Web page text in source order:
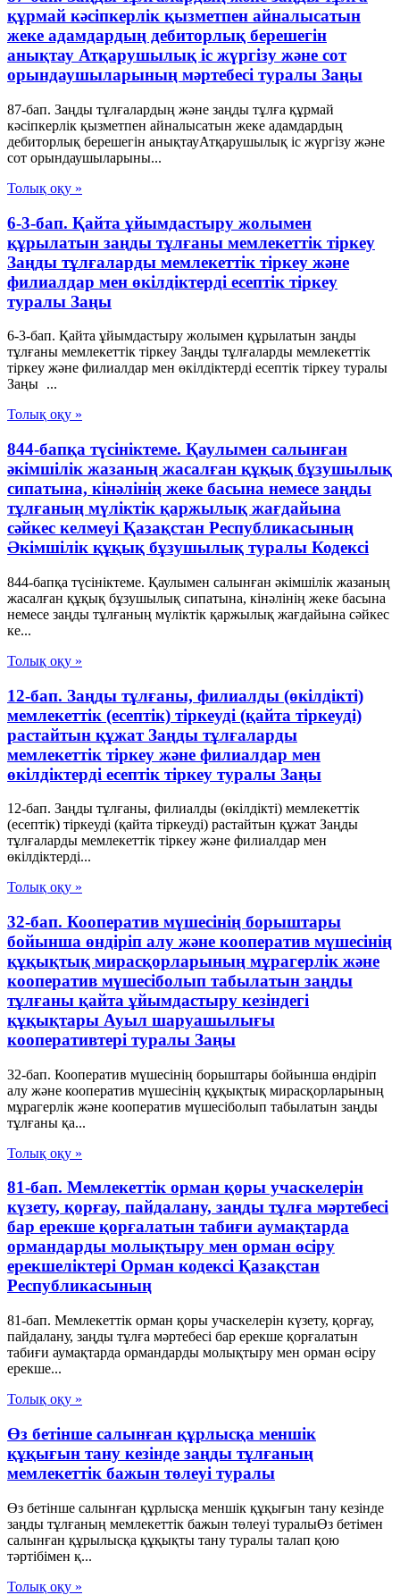
құрмай кәсіпкерлік қызметпен айналысатын
жеке адамдардың дебиторлық берешегін
анықтау Атқарушылық iс жүргiзу және сот
орындаушыларының мәртебесi туралы Заңы
87-бап. Заңды тұлғалардың және заңды тұлға құрмай
кәсіпкерлік қызметпен айналысатын жеке адамдардың
дебиторлық берешегін анықтауАтқарушылық iс жүргiзу және
сот орындаушыларыны...
Толық оқу »
6-3-бап. Қайта ұйымдастыру жолымен
құрылатын заңды тұлғаны мемлекеттік тіркеу
Заңды тұлғаларды мемлекеттік тіркеу және
филиалдар мен өкілдіктерді есептік тіркеу
туралы Заңы
6-3-бап. Қайта ұйымдастыру жолымен құрылатын заңды
тұлғаны мемлекеттік тіркеу Заңды тұлғаларды мемлекеттік
тіркеу және филиалдар мен өкілдіктерді есептік тіркеу туралы
Заңы ...
Толық оқу »
844-бапқа түсініктеме. Қаулымен салынған
әкімшілік жазаның жасалған құқық бұзушылық
сипатына, кінәлінің жеке басына немесе заңды
тұлғаның мүліктік қаржылық жағдайына
сәйкес келмеуі Қазақстан Республикасының
Әкімшілік құқық бұзушылық туралы Кодексі
844-бапқа түсініктеме. Қаулымен салынған әкімшілік жазаның
жасалған құқық бұзушылық сипатына, кінәлінің жеке басына
немесе заңды тұлғаның мүліктік қаржылық жағдайына сәйкес
ке...
Толық оқу »
12-бап. Заңды тұлғаны, филиалды (өкiлдiктi)
мемлекеттiк (есептiк) тiркеуді (қайта тіркеуді)
растайтын құжат Заңды тұлғаларды
мемлекеттік тіркеу және филиалдар мен
өкілдіктерді есептік тіркеу туралы Заңы
12-бап. Заңды тұлғаны, филиалды (өкiлдiктi) мемлекеттiк
(есептiк) тiркеуді (қайта тіркеуді) растайтын құжат Заңды
тұлғаларды мемлекеттік тіркеу және филиалдар мен
өкілдіктерді...
Толық оқу »
32-бап. Кооператив мүшесiнiң борыштары
бойынша өндiрiп алу және кооператив мүшесiнiң
құқықтық мирасқорларының мұрагерлік және
кооператив мүшесiболып табылатын заңды
тұлғаны қайта ұйымдастыру кезiндегi
құқықтары Ауыл шаруашылығы
кооперативтері туралы Заңы
32-бап. Кооператив мүшесiнiң борыштары бойынша өндiрiп
алу және кооператив мүшесiнiң құқықтық мирасқорларының
мұрагерлік және кооператив мүшесiболып табылатын заңды
тұлғаны қа...
Толық оқу »
81-бап. Мемлекеттiк орман қоры учаскелерiн
күзету, қорғау, пайдалану, заңды тұлға мәртебесi
бар ерекше қорғалатын табиғи аумақтарда
ормандарды молықтыру мен орман өсiру
ерекшелiктерi Орман кодексі Қазақстан
Республикасының
81-бап. Мемлекеттiк орман қоры учаскелерiн күзету, қорғау,
пайдалану, заңды тұлға мәртебесi бар ерекше қорғалатын
табиғи аумақтарда ормандарды молықтыру мен орман өсiру
ерекше...
Толық оқу »
Өз бетінше салынған құрлысқа меншік
құқығын тану кезінде заңды тұлғаның
мемлекеттік бажын төлеуі туралы
Өз бетінше салынған құрлысқа меншік құқығын тану кезінде
заңды тұлғаның мемлекеттік бажын төлеуі туралыӨз бетiмен
салынған құрылысқа құқықты тану туралы талап қою
тәртiбiмен қ...
Толық оқу »